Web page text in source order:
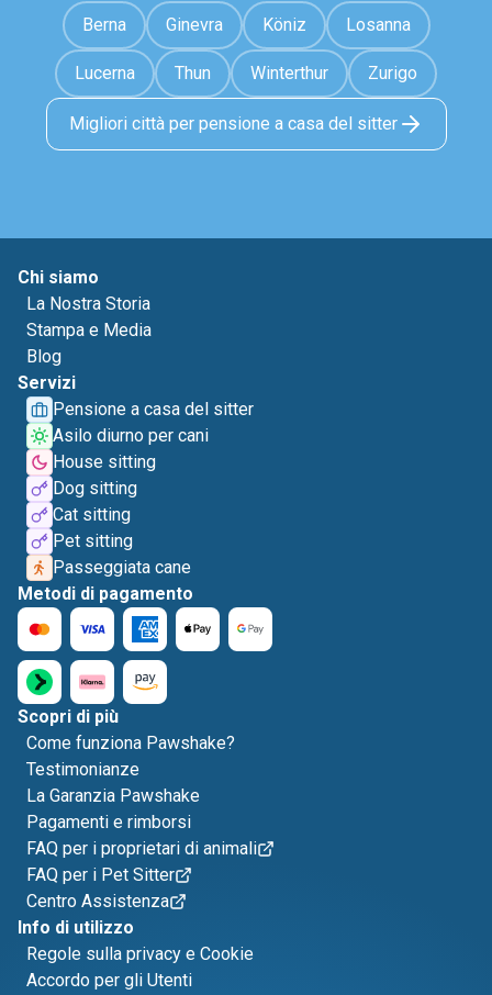
Berna Ginevra Köniz Losanna
Lucerna Thun Winterthur Zurigo
Migliori città per pensione a casa del sitter
Chi siamo
La Nostra Storia
Stampa e Media
Blog
Servizi
Pensione a casa del sitter
Asilo diurno per cani
House sitting
Dog sitting
Cat sitting
Pet sitting
Passeggiata cane
Metodi di pagamento
Scopri di più
Come funziona Pawshake?
Testimonianze
La Garanzia Pawshake
Pagamenti e rimborsi
FAQ per i proprietari di animali
FAQ per i Pet Sitter
Centro Assistenza
Info di utilizzo
Regole sulla privacy e Cookie
Accordo per gli Utenti